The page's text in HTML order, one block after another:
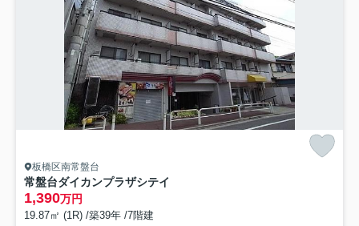
板橋区南常盤台
常盤台ダイカンプラザシテイ
1,390万円
19.87㎡ (1R) /築39年 /7階建